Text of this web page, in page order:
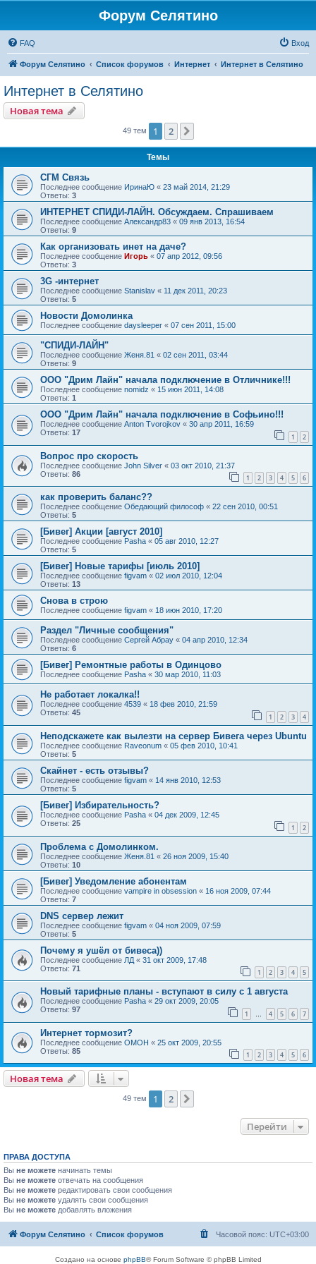
Форум Селятино
FAQ Вход
Форум Селятино Список форумов Интернет Интернет в Селятино
Интернет в Селятино
Новая тема
49 тем 1 2
Темы
СГМ Связь
Последнее сообщение ИринаЮ « 23 май 2014, 21:29
Ответы: 3
ИНТЕРНЕТ СПИДИ-ЛАЙН. Обсуждаем. Спрашиваем
Последнее сообщение Александр83 « 09 янв 2013, 16:54
Ответы: 9
Как организовать инет на даче?
Последнее сообщение Игорь « 07 апр 2012, 09:56
Ответы: 3
3G -интернет
Последнее сообщение Stanislav « 11 дек 2011, 20:23
Ответы: 5
Новости Домолинка
Последнее сообщение daysleeper « 07 сен 2011, 15:00
"СПИДИ-ЛАЙН"
Последнее сообщение Женя.81 « 02 сен 2011, 03:44
Ответы: 9
ООО "Дрим Лайн" начала подключение в Отличнике!!!
Последнее сообщение nomidz « 15 июн 2011, 14:08
Ответы: 1
ООО "Дрим Лайн" начала подключение в Софьино!!!
Последнее сообщение Anton Tvorojkov « 30 апр 2011, 16:59
Ответы: 17 1 2
Вопрос про скорость
Последнее сообщение John Silver « 03 окт 2010, 21:37
Ответы: 86 1 2 3 4 5 6
как проверить баланс??
Последнее сообщение Обедающий философ « 22 сен 2010, 00:51
Ответы: 5
[Бивег] Акции [август 2010]
Последнее сообщение Pasha « 05 авг 2010, 12:27
Ответы: 5
[Бивег] Новые тарифы [июль 2010]
Последнее сообщение figvam « 02 июл 2010, 12:04
Ответы: 13
Снова в строю
Последнее сообщение figvam « 18 июн 2010, 17:20
Раздел "Личные сообщения"
Последнее сообщение Сергей Абрау « 04 апр 2010, 12:34
Ответы: 6
[Бивег] Ремонтные работы в Одинцово
Последнее сообщение Pasha « 30 мар 2010, 11:03
Не работает локалка!!
Последнее сообщение 4539 « 18 фев 2010, 21:59
Ответы: 45 1 2 3 4
Неподскажете как вылезти на сервер Бивега через Ubuntu
Последнее сообщение Raveonum « 05 фев 2010, 10:41
Ответы: 5
Скайнет - есть отзывы?
Последнее сообщение figvam « 14 янв 2010, 12:53
Ответы: 5
[Бивег] Избирательность?
Последнее сообщение Pasha « 04 дек 2009, 12:45
Ответы: 25 1 2
Проблема с Домолинком.
Последнее сообщение Женя.81 « 26 ноя 2009, 15:40
Ответы: 10
[Бивег] Уведомление абонентам
Последнее сообщение vampire in obsession « 16 ноя 2009, 07:44
Ответы: 7
DNS сервер лежит
Последнее сообщение figvam « 04 ноя 2009, 07:59
Ответы: 5
Почему я ушёл от бивеса))
Последнее сообщение ЛД « 31 окт 2009, 17:48
Ответы: 71 1 2 3 4 5
Новый тарифные планы - вступают в силу с 1 августа
Последнее сообщение Pasha « 29 окт 2009, 20:05
Ответы: 97 1 … 4 5 6 7
Интернет тормозит?
Последнее сообщение OMOH « 25 окт 2009, 20:55
Ответы: 85 1 2 3 4 5 6
Новая тема
49 тем 1 2
Перейти
ПРАВА ДОСТУПА
Вы не можете начинать темы
Вы не можете отвечать на сообщения
Вы не можете редактировать свои сообщения
Вы не можете удалять свои сообщения
Вы не можете добавлять вложения
Форум Селятино Список форумов Часовой пояс: UTC+03:00
Создано на основе phpBB® Forum Software © phpBB Limited